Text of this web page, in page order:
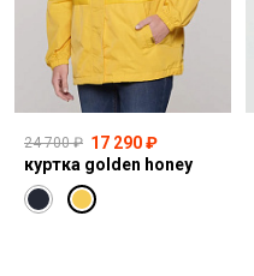
24 700 ₽ 17 290 ₽
куртка golden honey